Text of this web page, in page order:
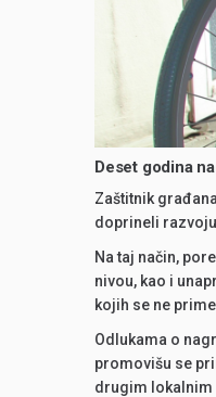
Deset godina
Zaštitnik
doprineli
Na taj način,
nivou, kao i
kojih se ne
Odlukama o
promovišu se
drugim lokalnim